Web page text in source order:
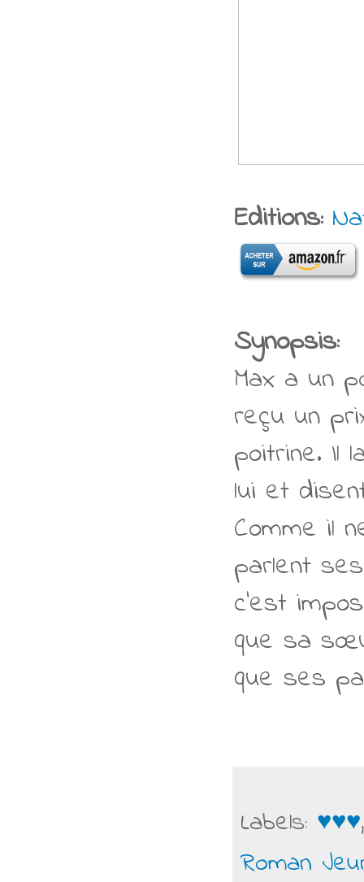
Editions:
Synopsis:
Max a un
reçu un
poitrine. Il
lui et
Comme il
parlent
c'est
que sa
que ses
Labels: ♥♥♥
Roman